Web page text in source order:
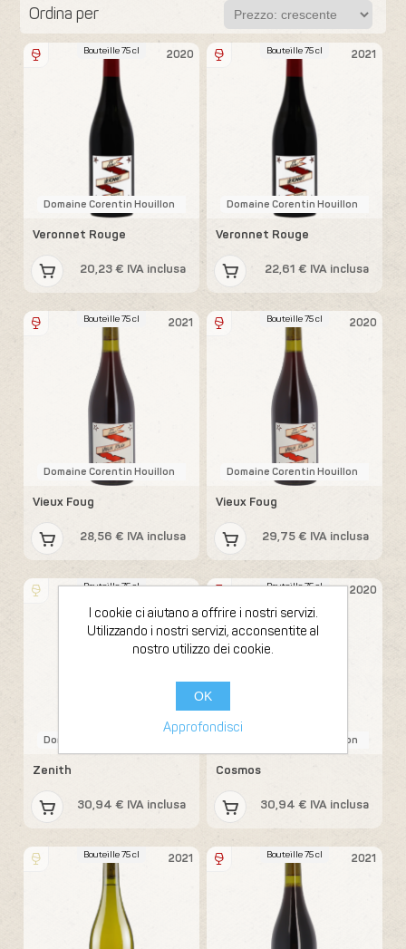
Ordina per
2020
Bouteille 75 cl
Domaine Corentin Houillon
Veronnet Rouge
20,23 € IVA inclusa
2021
Bouteille 75 cl
Domaine Corentin Houillon
Veronnet Rouge
22,61 € IVA inclusa
2021
Bouteille 75 cl
Domaine Corentin Houillon
Vieux Foug
28,56 € IVA inclusa
2020
Bouteille 75 cl
Domaine Corentin Houillon
Vieux Foug
29,75 € IVA inclusa
2021
Bouteille 75 cl
Domaine Corentin Houillon
Zenith
30,94 € IVA inclusa
2020
Bouteille 75 cl
Domaine Corentin Houillon
Cosmos
30,94 € IVA inclusa
2021
Bouteille 75 cl 2021
Bouteille 75 cl
I cookie ci aiutano a offrire i nostri servizi.
Utilizzando i nostri servizi, acconsentite al
nostro utilizzo dei cookie.
OK
Approfondisci